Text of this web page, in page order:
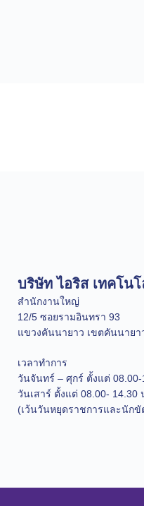
บริษัท ไอริส เทคโน
สำนักงานใหญ่
12/5 ซอยรามอินทรา 93
แขวงคันนายาว เขตคันนายา
เวลาทำการ
วันจันทร์ – ศุกร์ ตั้งแต่ 08.00-
วันเสาร์ ตั้งแต่ 08.00- 14.30
(เว้นวันหยุดราชการและนักขั